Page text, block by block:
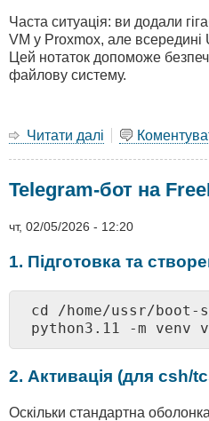
Часта ситуація: ви додали
VM у Proxmox, але всередині
Цей нотаток допоможе
файлову систему.
Читати далі про
у
(LVM)
Telegram-бот на
чт, 02/05/2026 - 12:20
1. Підготовка та
cd /home/ussr/boot-
python3.11 -m venv
2. Активація (для csh/
Оскільки стандартна